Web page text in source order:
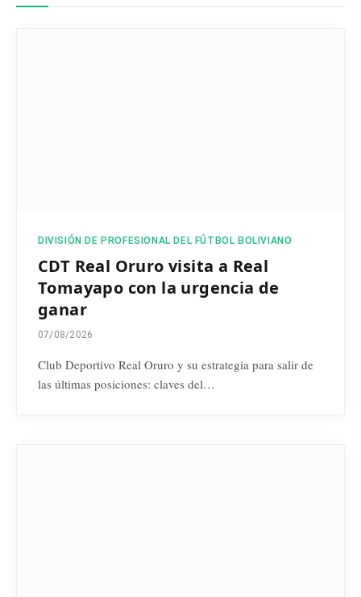
DIVISIÓN DE PROFESIONAL DEL FÚTBOL BOLIVIANO
CDT Real Oruro visita a Real
Tomayapo con la urgencia de
ganar
07/08/2026
Club Deportivo Real Oruro y su estrategia para salir de
las últimas posiciones: claves del…